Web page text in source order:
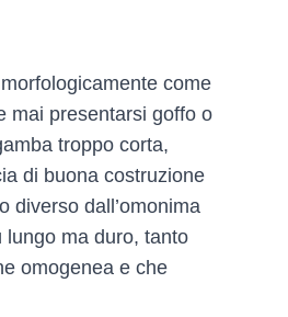
come
mai presentarsi goffo o
troppo corta,
di buona costruzione
diverso dall’omonima
lungo ma duro, tanto
omogenea e che